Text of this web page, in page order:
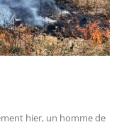
hier, un homme de